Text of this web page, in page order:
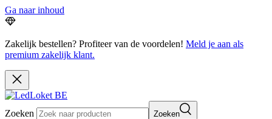
Ga naar inhoud
Zakelijk bestellen? Profiteer van de voordelen! Meld je aan als
premium zakelijk klant.
Zoeken Zoeken